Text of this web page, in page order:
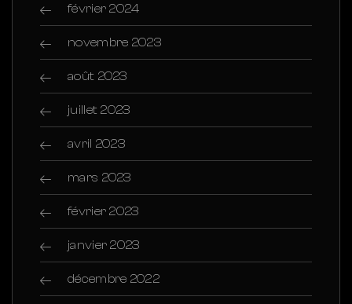
février 2024
novembre 2023
août 2023
juillet 2023
avril 2023
mars 2023
février 2023
janvier 2023
décembre 2022